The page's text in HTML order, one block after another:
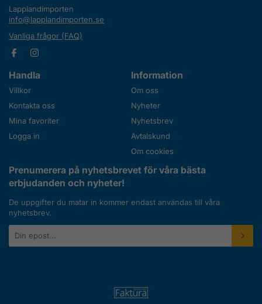
Lapplandimporten
info@lapplandimporten.se
Vanliga frågor (FAQ)
Handla
Villkor
Kontakta oss
Mina favoriter
Logga in
Information
Om oss
Nyheter
Nyhetsbrev
Avtalskund
Om cookies
Prenumerera på nyhetsbrevet för våra bästa
erbjudanden och nyheter!
De uppgifter du matar in kommer endast användas till våra
nyhetsbrev.
postadress